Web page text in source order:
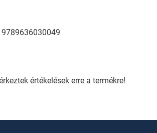
értékelések erre a termékre!